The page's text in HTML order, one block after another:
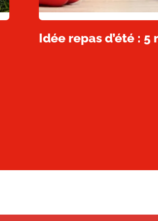
Idée repas d’été :